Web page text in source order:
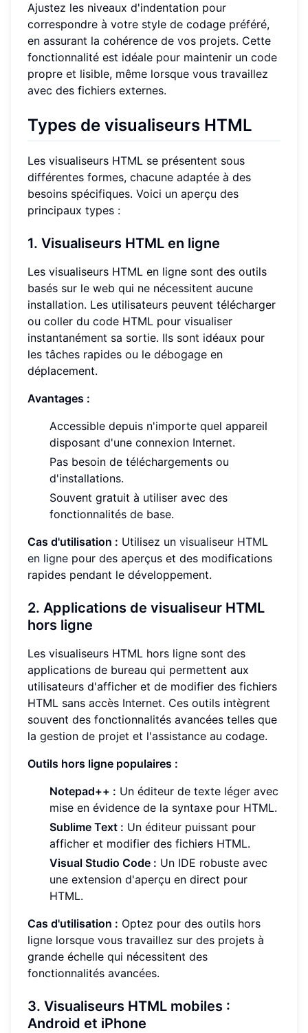
Ajustez les niveaux d'indentation pour
correspondre à votre style de codage préféré,
en assurant la cohérence de vos projets. Cette
fonctionnalité est idéale pour maintenir un code
propre et lisible, même lorsque vous travaillez
avec des fichiers externes.
Types de visualiseurs HTML
Les visualiseurs HTML se présentent sous
différentes formes, chacune adaptée à des
besoins spécifiques. Voici un aperçu des
principaux types :
1. Visualiseurs HTML en ligne
Les visualiseurs HTML en ligne sont des outils
basés sur le web qui ne nécessitent aucune
installation. Les utilisateurs peuvent télécharger
ou coller du code HTML pour visualiser
instantanément sa sortie. Ils sont idéaux pour
les tâches rapides ou le débogage en
déplacement.
Avantages :
Accessible depuis n'importe quel appareil
disposant d'une connexion Internet.
Pas besoin de téléchargements ou
d'installations.
Souvent gratuit à utiliser avec des
fonctionnalités de base.
Cas d'utilisation : Utilisez un visualiseur HTML
en ligne pour des aperçus et des modifications
rapides pendant le développement.
2. Applications de visualiseur HTML
hors ligne
Les visualiseurs HTML hors ligne sont des
applications de bureau qui permettent aux
utilisateurs d'afficher et de modifier des fichiers
HTML sans accès Internet. Ces outils intègrent
souvent des fonctionnalités avancées telles que
la gestion de projet et l'assistance au codage.
Outils hors ligne populaires :
Notepad++ : Un éditeur de texte léger avec
mise en évidence de la syntaxe pour HTML.
Sublime Text : Un éditeur puissant pour
afficher et modifier des fichiers HTML.
Visual Studio Code : Un IDE robuste avec
une extension d'aperçu en direct pour
HTML.
Cas d'utilisation : Optez pour des outils hors
ligne lorsque vous travaillez sur des projets à
grande échelle qui nécessitent des
fonctionnalités avancées.
3. Visualiseurs HTML mobiles :
Android et iPhone